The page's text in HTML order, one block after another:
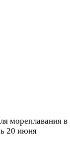
мореплавания в
20 июня